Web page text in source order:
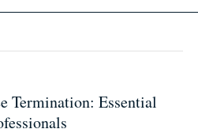
Termination: Essential